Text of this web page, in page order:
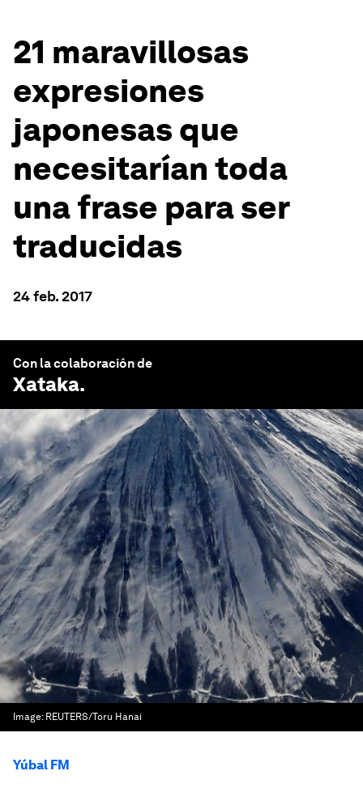
21 maravillosas
expresiones
japonesas que
necesitarían toda
una frase para ser
traducidas
24 feb. 2017
Con la colaboración de
Xataka.
Image: REUTERS/Toru Hanai
Yúbal FM